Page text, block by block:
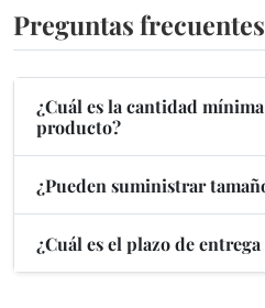
Preguntas frecuentes
¿Cuál es la cantidad
producto?
¿Pueden suministrar
¿Cuál es el plazo de